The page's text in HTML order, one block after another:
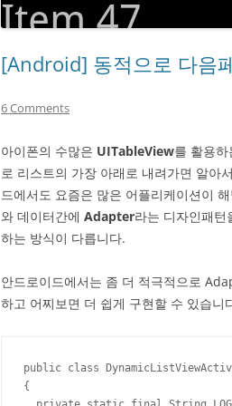
[Android] 동적으로 다음
6 Comments
아이폰의 수많은 UITableView를 활용
로 리스트의 가장 아래로 내려가면 알아
드에서도 요즘은 많은 어플리케이션이
와 데이터간에 Adapter라는 디자인패
하는 방식이 다릅니다.
안드로이드에서는 좀 더 적극적으로
하고 어찌보면 더 쉽게 구현할 수 있습
public class
{